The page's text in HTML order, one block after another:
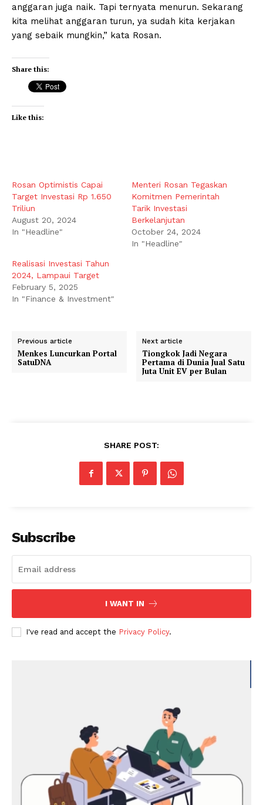
anggaran juga naik. Tapi ternyata menurun. Sekarang
kita melihat anggaran turun, ya sudah kita kerjakan
yang sebaik mungkin,” kata Rosan.
Share this:
Like this:
Rosan Optimistis Capai
Target Investasi Rp 1.650
Triliun
August 20, 2024
In "Headline"
Menteri Rosan Tegaskan
Komitmen Pemerintah
Tarik Investasi
Berkelanjutan
October 24, 2024
In "Headline"
Realisasi Investasi Tahun
2024, Lampaui Target
February 5, 2025
In "Finance & Investment"
Previous article
Menkes Luncurkan Portal
SatuDNA
Next article
Tiongkok Jadi Negara
Pertama di Dunia Jual Satu
Juta Unit EV per Bulan
SHARE POST:
Subscribe
I WANT IN
I've read and accept the Privacy Policy.